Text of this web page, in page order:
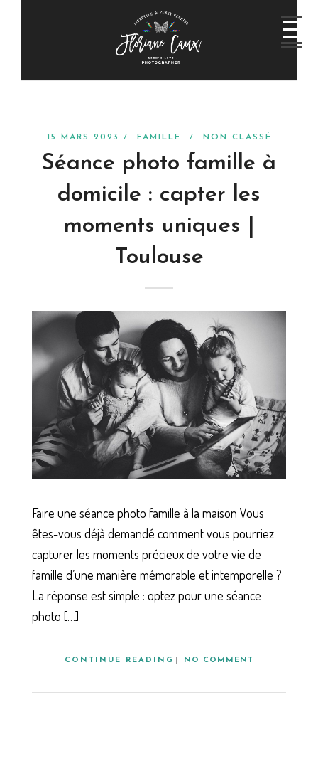
15 MARS 2023 / FAMILLE / NON CLASSÉ
Séance photo famille à
domicile : capter les
moments uniques |
Toulouse
Faire une séance photo famille à la maison Vous
êtes-vous déjà demandé comment vous pourriez
capturer les moments précieux de votre vie de
famille d’une manière mémorable et intemporelle ?
La réponse est simple : optez pour une séance
photo […]
CONTINUE READING NO COMMENT